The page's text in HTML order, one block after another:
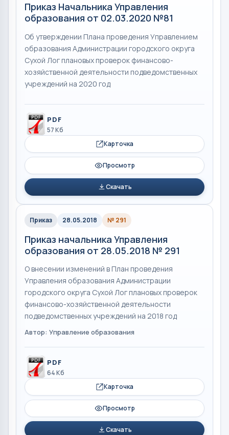
Приказ Начальника Управления
образования от 02.03.2020 №81
Об утверждении Плана проведения Управлением
образования Администрации городского округа
Сухой Лог плановых проверок финансово-
хозяйственной деятельности подведомственных
учреждений на 2020 год
PDF
57 Кб
Карточка
Просмотр
Скачать
Приказ 28.05.2018 № 291
Приказ начальника Управления
образования от 28.05.2018 № 291
О внесении изменений в План проведения
Управления образования Администрации
городского округа Сухой Лог плановых проверок
финансово-хозяйственной деятельности
подведомственных учреждений на 2018 год
Автор: Управление образования
PDF
64 Кб
Карточка
Просмотр
Скачать